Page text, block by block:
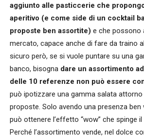
aggiunto alle pasticcerie che
aperitivo (e come side di un cocktail
proposte ben assortite) e che possono
mercato, capace anche di fare da traino
sicuro però, se si vuole puntare su una
banco, bisogna dare un assortimento
delle 10 referenze non può essere
può ipotizzare una gamma salata attorno
proposte. Solo avendo una presenza ben
può ottenere l’effetto “wow” che spinge il
Perché l’assortimento vende, nel dolce